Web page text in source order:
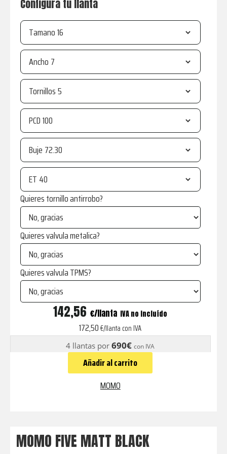
Configura tu llanta
Tamano
Ancho
Tornillos
PCD
Buje
ET
Quieres tornillo antirrobo?
Quieres valvula metalica?
Quieres valvula TPMS?
BLACK
cantidad
142,56 € IVA no incluído
172,50€/llanta con IVA
4 llantas por690€ con IVA
Añadir al carrito
MOMO
MOMO FIVE MATT BLACK